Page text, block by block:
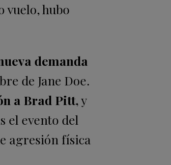
vuelo, hubo
demanda
de Jane Doe.
a Brad Pitt,y
el evento del
agresión física